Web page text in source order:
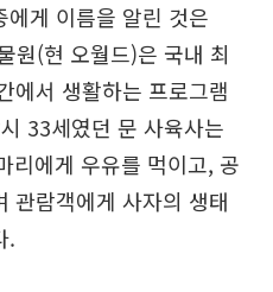
게 이름을 알린 것은
원(현 오월드)은 국내 최
에서 생활하는 프로그램
33세였던 문 사육사는
리에게 우유를 먹이고, 공
관람객에게 사자의 생태
.